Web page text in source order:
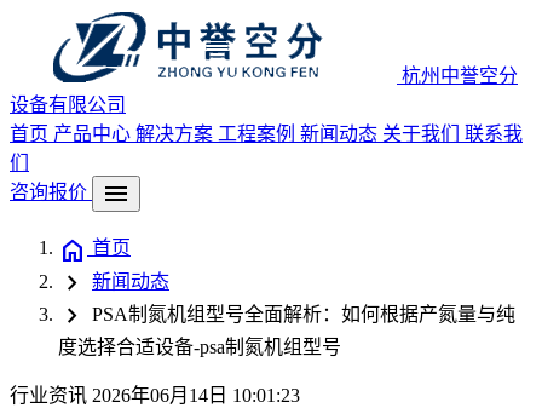
杭州中誉空分
设备有限公司
首页 产品中心 解决方案 工程案例 新闻动态 关于我们 联系我
们
咨询报价
menu
home 首页
chevron_right 新闻动态
chevron_right
PSA制氮机组型号全面解析：如何根据产氮量与纯
度选择合适设备-psa制氮机组型号
行业资讯 2026年06月14日 10:01:23